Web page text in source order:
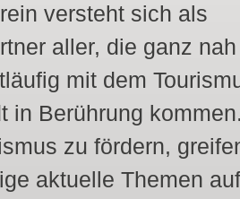
versteht sich als
aller, die ganz nah
mit dem
in Berührung
zu fördern,
aktuelle Themen